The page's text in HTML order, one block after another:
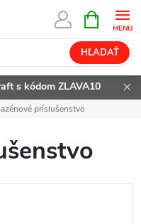
HĽADAŤ
KOŠÍK
s kódom ZLAVA10
príslušenstvo